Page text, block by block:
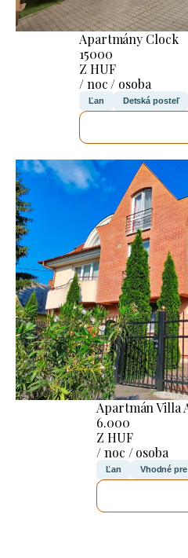
Apartmány Clock
15000
Z HUF
/ noc / osoba
Ľan Detská posteľ
Apartmán Villa
6.000
Z HUF
/ noc / osoba
Ľan Vhodné